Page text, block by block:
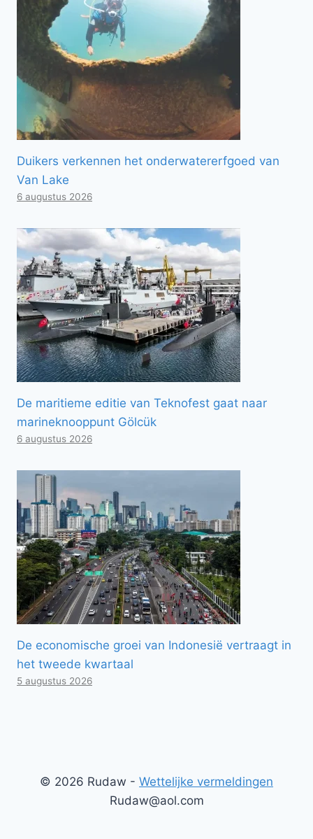
Duikers verkennen het onderwatererfgoed van
Van Lake
6 augustus 2026
De maritieme editie van Teknofest gaat naar
marineknooppunt Gölcük
6 augustus 2026
De economische groei van Indonesië vertraagt ​​in
het tweede kwartaal
5 augustus 2026
© 2026 Rudaw - Wettelijke vermeldingen
Rudaw@aol.com